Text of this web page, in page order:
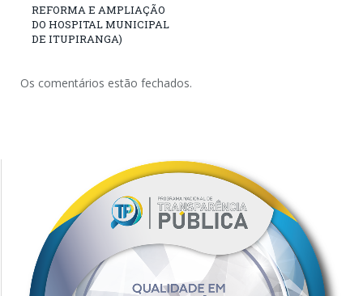
REFORMA E AMPLIAÇÃO
DO HOSPITAL MUNICIPAL
DE ITUPIRANGA)
Os comentários estão fechados.